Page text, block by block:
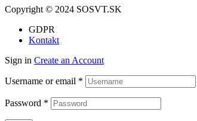
Copyright © 2024 SOSVT.SK
GDPR
Kontakt
Sign in Create an Account
Username or email *
Password *